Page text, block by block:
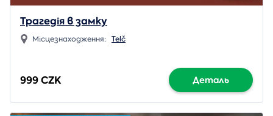
Трагедія в замку
Місцезнаходження: Telč
999 CZK Деталь